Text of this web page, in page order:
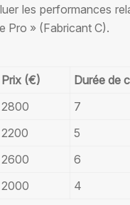
les performances
Pro » (Fabricant C).
Prix (€)
Durée de
2800
7
2200
5
2600
6
2000 4